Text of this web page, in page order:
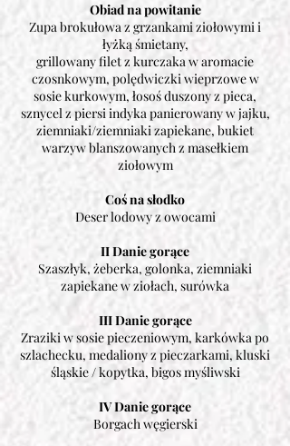
Obiad na powitanie
Zupa brokułowa z grzankami ziołowymi i
łyżką śmietany,
grillowany filet z kurczaka w aromacie
czosnkowym, polędwiczki wieprzowe w
sosie kurkowym, łosoś duszony z pieca,
sznycel z piersi indyka panierowany w jajku,
ziemniaki/ziemniaki zapiekane, bukiet
warzyw blanszowanych z masełkiem
ziołowym
Coś na słodko
Deser lodowy z owocami
II Danie gorące
Szaszłyk, żeberka, golonka, ziemniaki
zapiekane w ziołach, surówka
III Danie gorące
Zraziki w sosie pieczeniowym, karkówka po
szlachecku, medaliony z pieczarkami, kluski
śląskie / kopytka, bigos myśliwski
IV Danie gorące
Borgach węgierski